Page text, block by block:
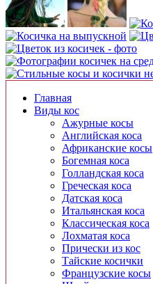
Главная
Виды кос
Ажурные косы
Английская коса
Африканские косы
Богемная коса
Голландская коса
Греческая коса
Датская коса
Итальянская коса
Классическая коса
Лохматая коса
Прически из кос
Тайские косички
Французские косы